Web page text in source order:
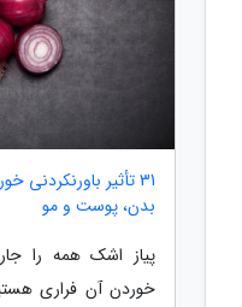
31 تأثیر باورنکردنی
بدن، پوست و مو
پیاز اشک همه را
خوردن آن فراری